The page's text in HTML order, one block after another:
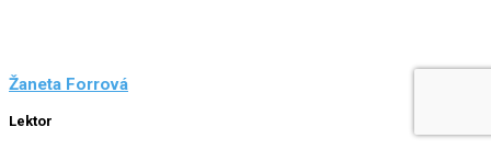
Žaneta Forrová
Lektor